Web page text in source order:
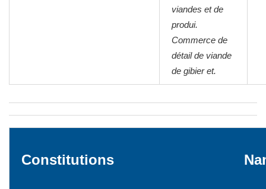
viandes et de
produi.
Commerce de
détail de viande
de gibier et.
Constitutions